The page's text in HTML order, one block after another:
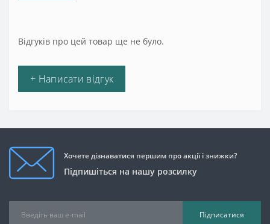
Відгуків про цей товар ще не було.
+ Написати відгук
Хочете дізнаватися першим про акції і знижки?
Підпишіться на нашу розсилку
Підписатися